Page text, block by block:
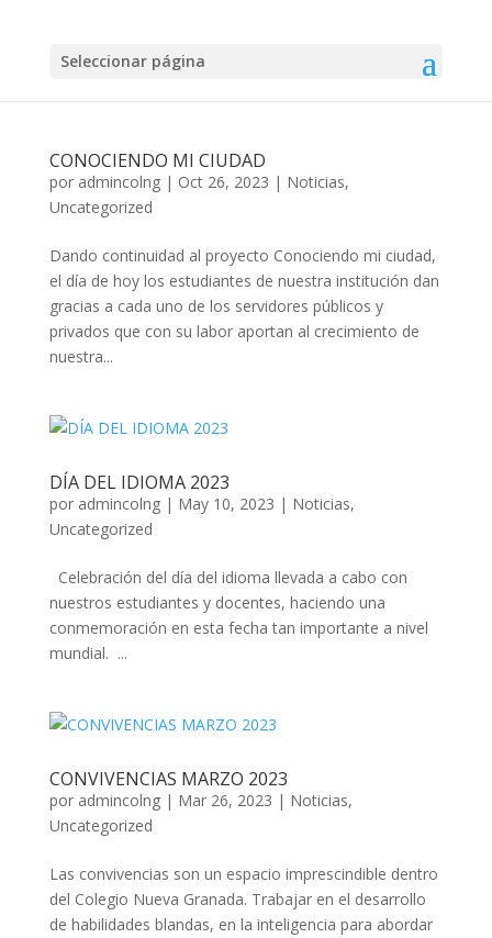
Seleccionar página
CONOCIENDO MI CIUDAD
por admincolng| Oct 26, 2023 | Noticias,
Uncategorized
Dando continuidad al proyecto Conociendo mi ciudad,
el día de hoy los estudiantes de nuestra institución dan
gracias a cada uno de los servidores públicos y
privados que con su labor aportan al crecimiento de
nuestra...
DÍA DEL IDIOMA 2023
por admincolng| May 10, 2023 | Noticias,
Uncategorized
Celebración del día del idioma llevada a cabo con
nuestros estudiantes y docentes, haciendo una
conmemoración en esta fecha tan importante a nivel
mundial. ...
CONVIVENCIAS MARZO 2023
por admincolng| Mar 26, 2023 | Noticias,
Uncategorized
Las convivencias son un espacio imprescindible dentro
del Colegio Nueva Granada. Trabajar en el desarrollo
de habilidades blandas, en la inteligencia para abordar